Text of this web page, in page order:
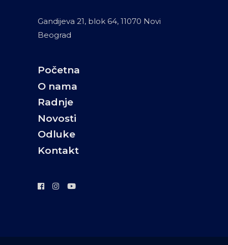
Gandijeva 21, blok 64, 11070 Novi
Beograd
Početna
O nama
Radnje
Novosti
Odluke
Kontakt